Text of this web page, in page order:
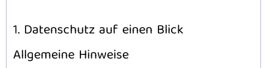
1. Datenschutz auf einen Blick
Allgemeine Hinweise